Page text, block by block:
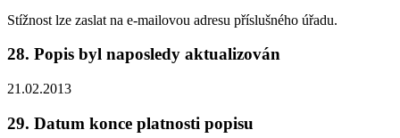
Stížnost lze zaslat na e-mailovou adresu příslušného úřadu.
28. Popis byl naposledy aktualizován
21.02.2013
29. Datum konce platnosti popisu